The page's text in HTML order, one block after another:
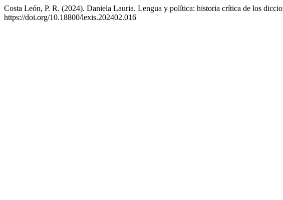
Costa León, P. R. (2024). Daniela Lauria. Lengua y política: historia crítica de los
https://doi.org/10.18800/lexis.202402.016